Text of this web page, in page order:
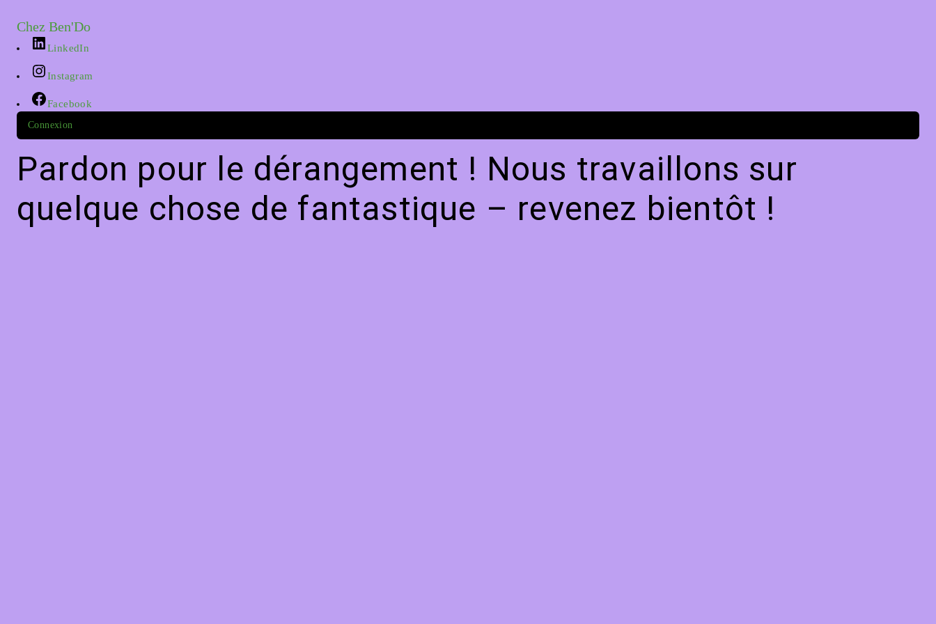
Chez Ben'Do
LinkedIn
Instagram
Facebook
Connexion
Pardon pour le dérangement ! Nous travaillons sur
quelque chose de fantastique – revenez bientôt !